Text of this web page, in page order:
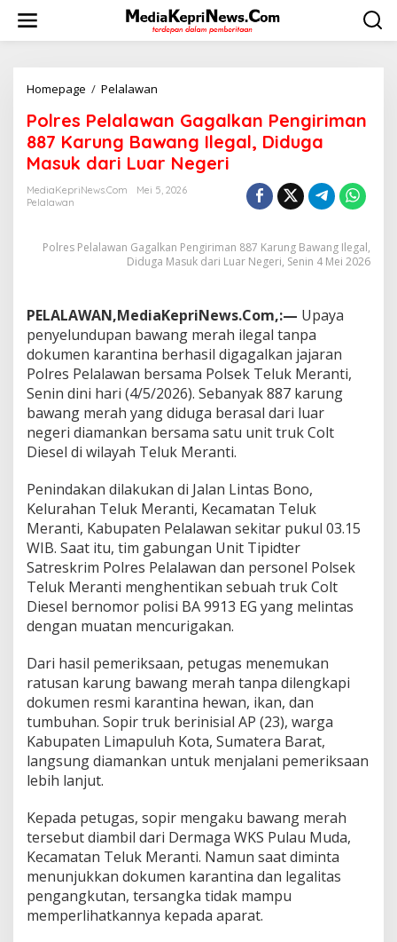
w
Homepage / Pelalawan
l
r
e
s
P
l
a
n
G
a
g
a
l
k
a
n
P
n
g
r
i
m
a
n
8
8
K
a
r
u
n
g
B
n
g
I
l
g
a
Polres Pelalawan Gagalkan Pengiriman
887 Karung Bawang Ilegal, Diduga
Masuk dari Luar Negeri
MediaKepriNews.com
Mei 5, 2026
Pelalawan
Polres Pelalawan Gagalkan Pengiriman 887 Karung Bawang Ilegal,
Diduga Masuk dari Luar Negeri, Senin 4 Mei 2026
PELALAWAN,MediaKepriNews.Com,:— Upaya
penyelundupan bawang merah ilegal tanpa
dokumen karantina berhasil digagalkan jajaran
Polres Pelalawan bersama Polsek Teluk Meranti,
Senin dini hari (4/5/2026). Sebanyak 887 karung
bawang merah yang diduga berasal dari luar
negeri diamankan bersama satu unit truk Colt
Diesel di wilayah Teluk Meranti.
Penindakan dilakukan di Jalan Lintas Bono,
Kelurahan Teluk Meranti, Kecamatan Teluk
Meranti, Kabupaten Pelalawan sekitar pukul 03.15
WIB. Saat itu, tim gabungan Unit Tipidter
Satreskrim Polres Pelalawan dan personel Polsek
Teluk Meranti menghentikan sebuah truk Colt
Diesel bernomor polisi BA 9913 EG yang melintas
dengan muatan mencurigakan.
Dari hasil pemeriksaan, petugas menemukan
ratusan karung bawang merah tanpa dilengkapi
dokumen resmi karantina hewan, ikan, dan
tumbuhan. Sopir truk berinisial AP (23), warga
Kabupaten Limapuluh Kota, Sumatera Barat,
langsung diamankan untuk menjalani pemeriksaan
lebih lanjut.
Kepada petugas, sopir mengaku bawang merah
tersebut diambil dari Dermaga WKS Pulau Muda,
Kecamatan Teluk Meranti. Namun saat diminta
menunjukkan dokumen karantina dan legalitas
pengangkutan, tersangka tidak mampu
memperlihatkannya kepada aparat.